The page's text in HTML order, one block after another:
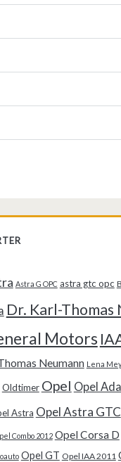
Astra G OPC astra gtc opc
Dr. Karl-Thomas
Motors
Neumann Lena
Oldtimer Opel Opel
Astra Opel Astra GTC
Combo 2012 Opel Corsa D
Opel GT Opel IAA 2011